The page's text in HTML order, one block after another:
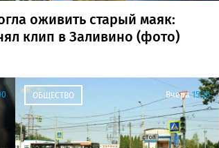
оживить старый маяк:
клип в Заливино (фото)
ОБЩЕСТВО Вчера 15:26